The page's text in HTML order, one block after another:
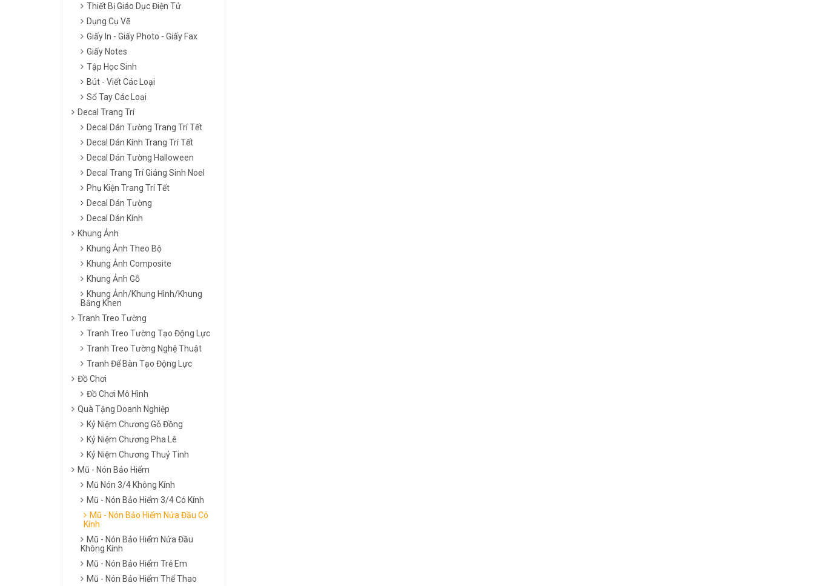
Thiết Bị Giáo Dục Điện Tử
Dụng Cụ Vẽ
Giấy In - Giấy Photo - Giấy Fax
Giấy Notes
Tập Học Sinh
Bút - Viết Các Loại
Sổ Tay Các Loại
Decal Trang Trí
Decal Dán Tường Trang Trí Tết
Decal Dán Kính Trang Trí Tết
Decal Dán Tường Halloween
Decal Trang Trí Giáng Sinh Noel
Phụ Kiện Trang Trí Tết
Decal Dán Tường
Decal Dán Kính
Khung Ảnh
Khung Ảnh Theo Bộ
Khung Ảnh Composite
Khung Ảnh Gỗ
Khung Ảnh/Khung Hình/Khung
Bằng Khen
Tranh Treo Tường
Tranh Treo Tường Tạo Động Lực
Tranh Treo Tường Nghệ Thuật
Tranh Để Bàn Tạo Động Lực
Đồ Chơi
Đồ Chơi Mô Hình
Quà Tặng Doanh Nghiệp
Kỷ Niệm Chương Gỗ Đồng
Kỷ Niệm Chương Pha Lê
Kỷ Niệm Chương Thuỷ Tinh
Mũ - Nón Bảo Hiểm
Mũ Nón 3/4 Không Kính
Mũ - Nón Bảo Hiểm 3/4 Có Kính
Mũ - Nón Bảo Hiểm Nửa Đầu Có
Kính
Mũ - Nón Bảo Hiểm Nửa Đầu
Không Kính
Mũ - Nón Bảo Hiểm Trẻ Em
Mũ - Nón Bảo Hiểm Thể Thao